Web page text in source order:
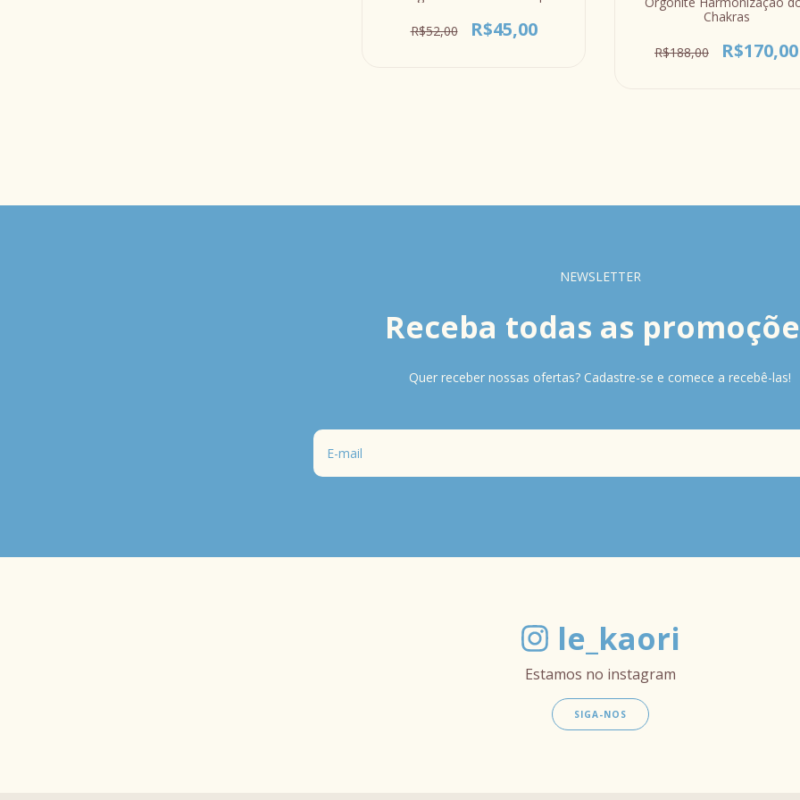
R$52,00
R$45,00
Chakras
R$188,00 R$170,00
NEWSLETTER
Receba todas as
Quer receber nossas ofertas? Cadastre-se e comece a recebê-las!
le_kaori
Estamos no instagram
SIGA-NOS